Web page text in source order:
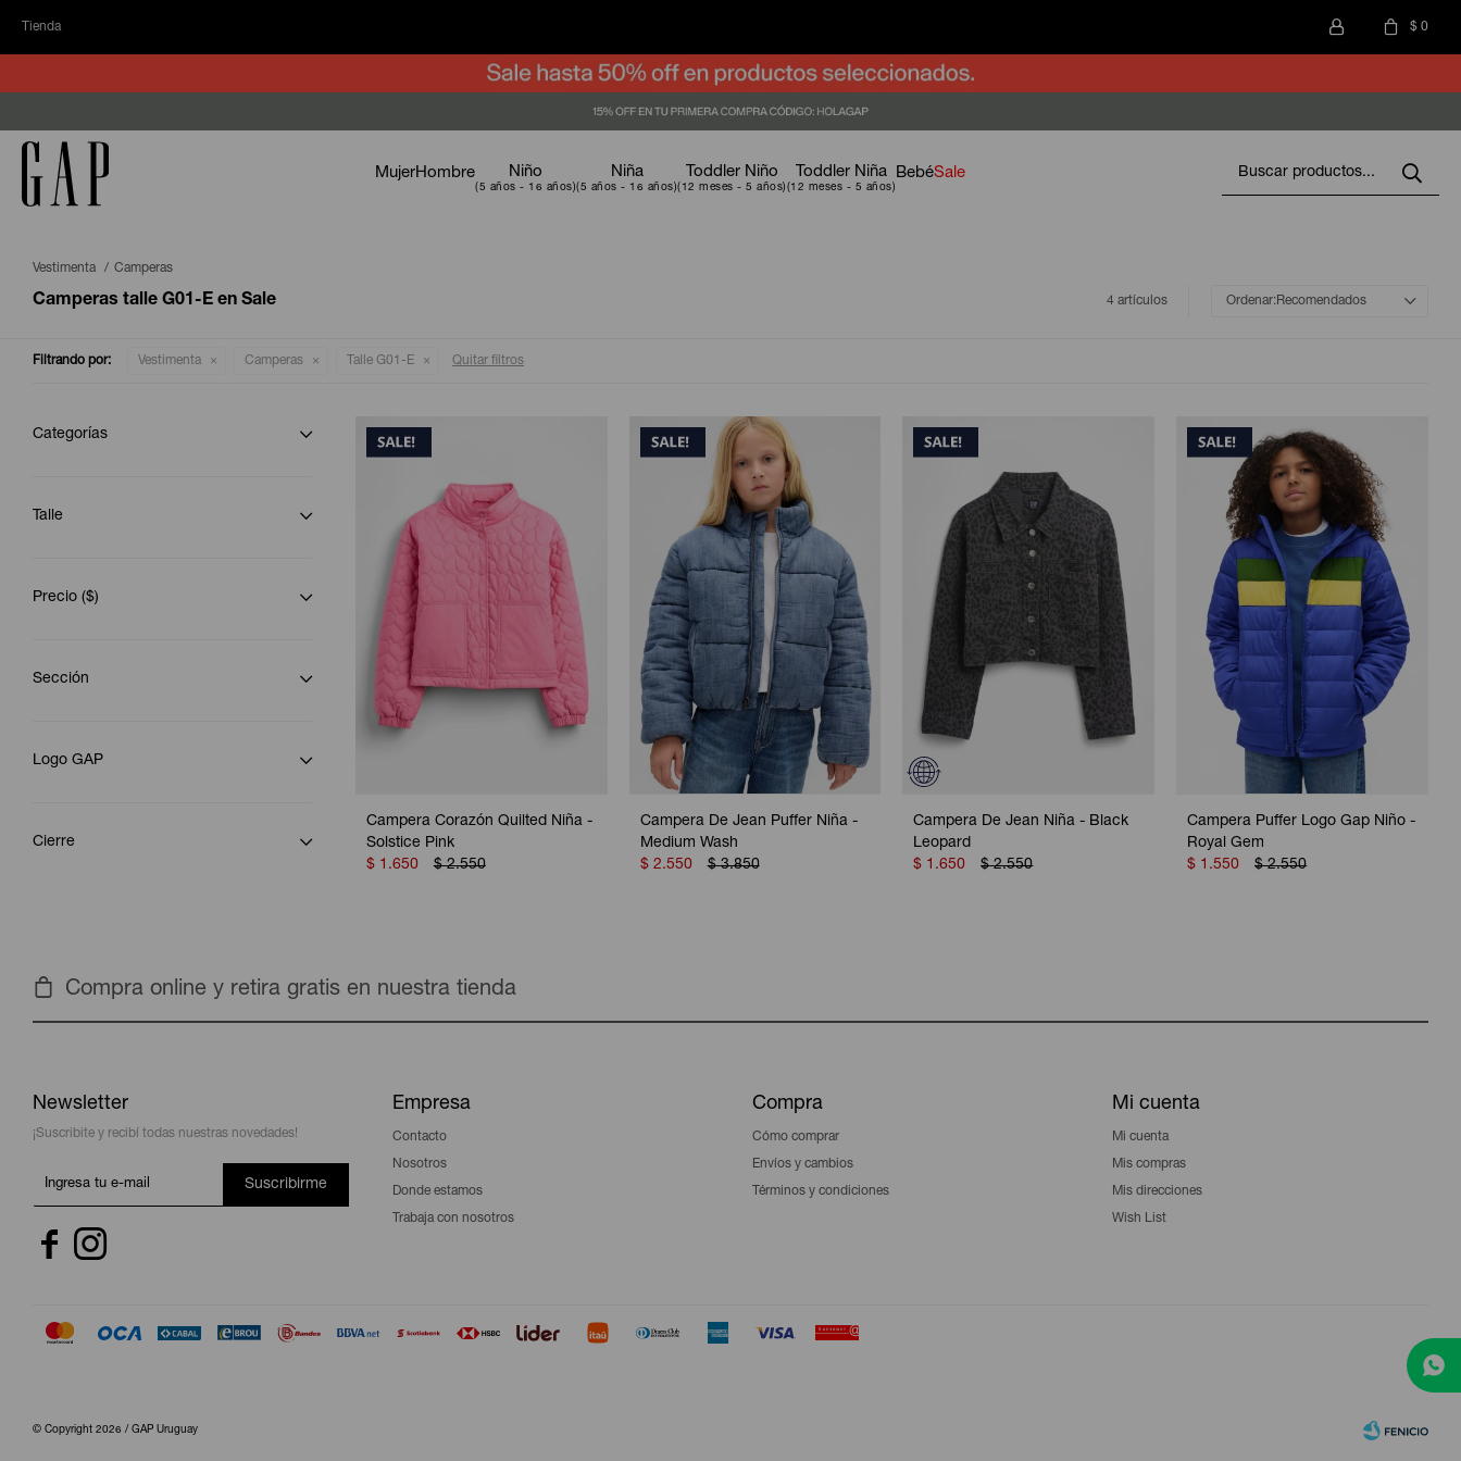
Tienda $ 0
MujerHombre Niño Niña Toddler Niño Toddler Niña BebéSale
Vestimenta Camperas
Camperas talle G01-E en Sale 4 artículos Recomendados
Filtrando por: Vestimenta Camperas Talle G01-E Quitar filtros
Campera Corazón Quilted Niña -
Solstice Pink
$ 1.650 $ 2.550
Campera De Jean Puffer Niña -
Medium Wash
$ 2.550 $ 3.850
Campera De Jean Niña - Black
Leopard
$ 1.650 $ 2.550
Campera Puffer Logo Gap Niño -
Royal Gem
$ 1.550 $ 2.550
Categorías
Talle
Precio ($)
Sección
Logo GAP
Cierre
Compra online y retira gratis en nuestra tienda
Newsletter
¡Suscribite y recibí todas nuestras novedades!
Suscribirme
 
Empresa
Contacto
Nosotros
Donde estamos
Trabaja con nosotros
Compra
Cómo comprar
Envíos y cambios
Términos y condiciones
Mi cuenta
Mi cuenta
Mis compras
Mis direcciones
Wish List
© Copyright 2026 / GAP Uruguay